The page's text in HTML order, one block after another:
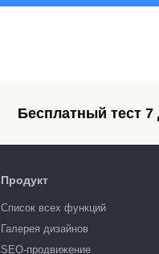
Бесплатный тест 7
Продукт
Список всех функций
Галерея дизайнов
SEO-продвижение